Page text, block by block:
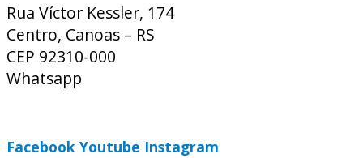
Rua Víctor Kessler, 174
Centro, Canoas – RS
CEP 92310-000
Whatsapp
Facebook Youtube Instagram